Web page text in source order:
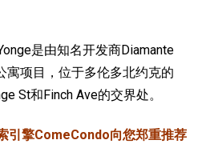
是由知名开发商Diamante
寓项目，位于多伦多北约克的
St和Finch Ave的交界处。
引擎ComeCondo向您郑重推荐